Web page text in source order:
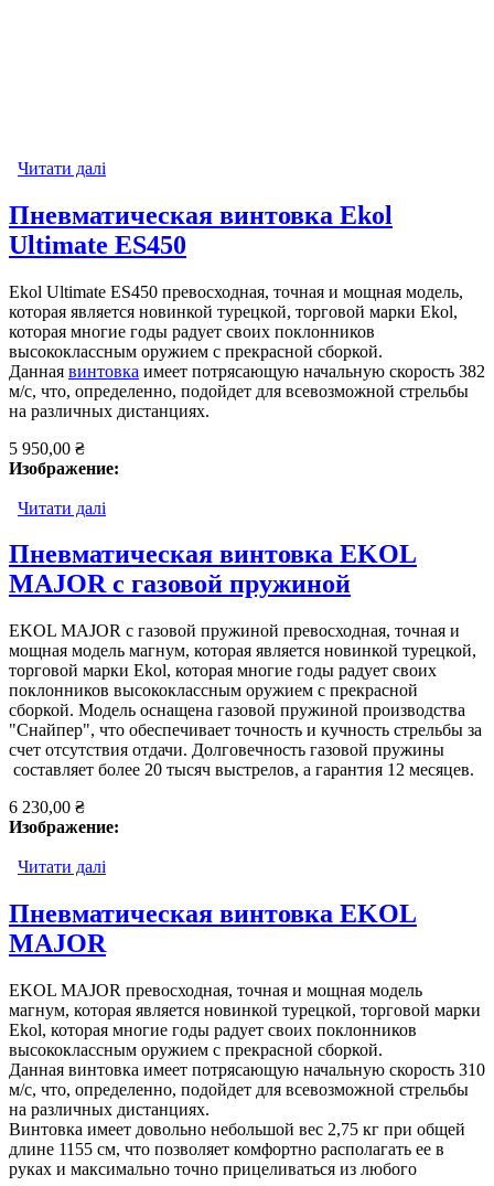
Читати далі
Пневматическая винтовка Ekol
Ultimate ES450
Ekol Ultimate ES450 превосходная, точная и мощная модель,
которая является новинкой турецкой, торговой марки Ekol,
которая многие годы радует своих поклонников
высококлассным оружием с прекрасной сборкой.
Данная винтовка имеет потрясающую начальную скорость 382
м/с, что, определенно, подойдет для всевозможной стрельбы
на различных дистанциях.
5 950,00 ₴
Изображение:
Читати далі
Пневматическая винтовка EKOL
MAJOR c газовой пружиной
EKOL MAJOR c газовой пружиной превосходная, точная и
мощная модель магнум, которая является новинкой турецкой,
торговой марки Ekol, которая многие годы радует своих
поклонников высококлассным оружием с прекрасной
сборкой. Модель оснащена газовой пружиной производства
"Снайпер", что обеспечивает точность и кучность стрельбы за
счет отсутствия отдачи. Долговечность газовой пружины
составляет более 20 тысяч выстрелов, а гарантия 12 месяцев.
6 230,00 ₴
Изображение:
Читати далі
Пневматическая винтовка EKOL
MAJOR
EKOL MAJOR превосходная, точная и мощная модель
магнум, которая является новинкой турецкой, торговой марки
Ekol, которая многие годы радует своих поклонников
высококлассным оружием с прекрасной сборкой.
Данная винтовка имеет потрясающую начальную скорость 310
м/с, что, определенно, подойдет для всевозможной стрельбы
на различных дистанциях.
Винтовка имеет довольно небольшой вес 2,75 кг при общей
длине 1155 см, что позволяет комфортно располагать ее в
руках и максимально точно прицеливаться из любого